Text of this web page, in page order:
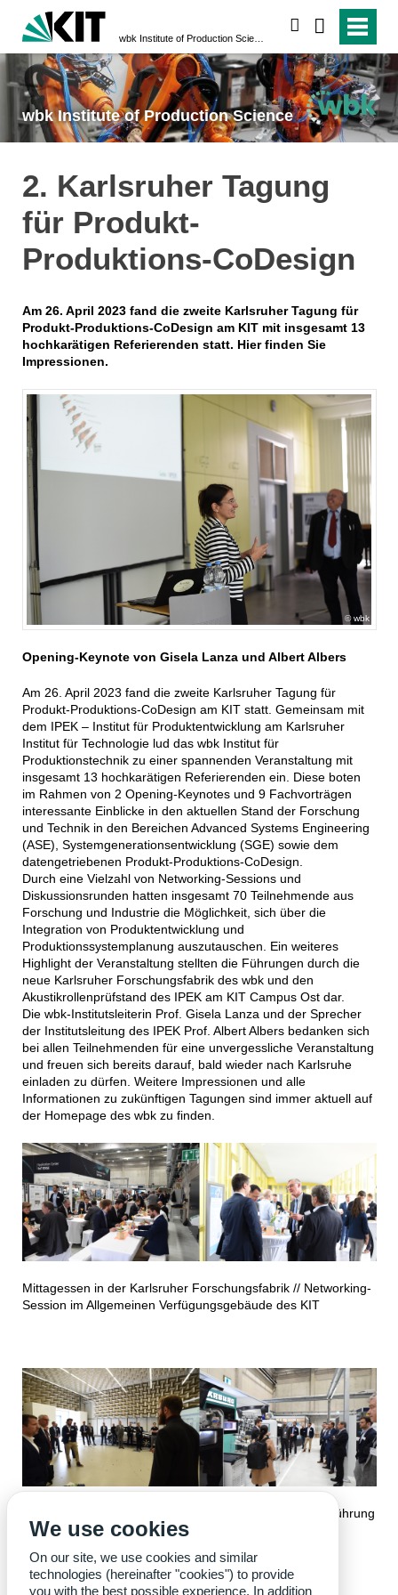
wbk Institute of Production Science
2. Karlsruher Tagung
für Produkt-
Produktions-CoDesign
Am 26. April 2023 fand die zweite Karlsruher Tagung für
Produkt-Produktions-CoDesign am KIT mit insgesamt 13
hochkarätigen Referierenden statt. Hier finden Sie
Impressionen.
wbk
Opening-Keynote von Gisela Lanza und Albert Albers
Am 26. April 2023 fand die zweite Karlsruher Tagung für
Produkt-Produktions-CoDesign am KIT statt. Gemeinsam mit
dem IPEK – Institut für Produktentwicklung am Karlsruher
Institut für Technologie lud das wbk Institut für
Produktionstechnik zu einer spannenden Veranstaltung mit
insgesamt 13 hochkarätigen Referierenden ein. Diese boten
im Rahmen von 2 Opening-Keynotes und 9 Fachvorträgen
interessante Einblicke in den aktuellen Stand der Forschung
und Technik in den Bereichen Advanced Systems Engineering
(ASE), Systemgenerationsentwicklung (SGE) sowie dem
datengetriebenen Produkt-Produktions-CoDesign.
Durch eine Vielzahl von Networking-Sessions und
Diskussionsrunden hatten insgesamt 70 Teilnehmende aus
Forschung und Industrie die Möglichkeit, sich über die
Integration von Produktentwicklung und
Produktionssystemplanung auszutauschen. Ein weiteres
Highlight der Veranstaltung stellten die Führungen durch die
neue Karlsruher Forschungsfabrik des wbk und den
Akustikrollenprüfstand des IPEK am KIT Campus Ost dar.
Die wbk-Institutsleiterin Prof. Gisela Lanza und der Sprecher
der Institutsleitung des IPEK Prof. Albert Albers bedanken sich
bei allen Teilnehmenden für eine unvergessliche Veranstaltung
und freuen sich bereits darauf, bald wieder nach Karlsruhe
einladen zu dürfen. Weitere Impressionen und alle
Informationen zu zukünftigen Tagungen sind immer aktuell auf
der Homepage des wbk zu finden.
Mittagessen in der Karlsruher Forschungsfabrik // Networking-
Session im Allgemeinen Verfügungsgebäude des KIT
Führung
durch die Karlsruher Forschungsfabrik des wbk
We use cookies
On our site, we use cookies and similar
technologies (hereinafter "cookies") to provide
you with the best possible experience. In addition